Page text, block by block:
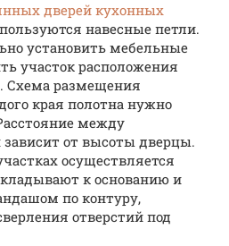
дверей кухонных
навесные петли.
установить мебельные
участок расположения
Схема размещения
края полотна нужно
между
от высоты дверцы.
осуществляется
к основанию и
по контуру,
отверстий под